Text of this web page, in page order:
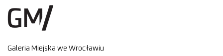
Galeria Miejska we Wrocławiu